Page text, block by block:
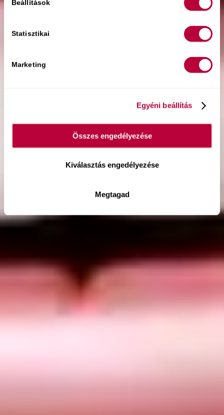
Beállítások
Statisztikai
Marketing
Egyéni beállítás
Összes engedélyezése
Kiválasztás engedélyezése
Megtagad